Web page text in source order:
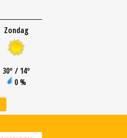
Zondag
30° / 14°
0 %